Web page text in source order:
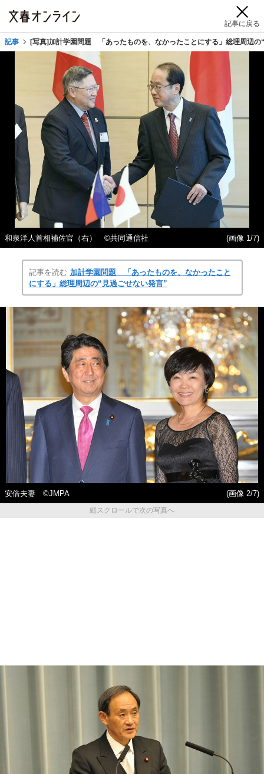
記事に戻る
記事 [写真]加計学園問題 「あったものを、なかったことにする」総理周辺の
和泉洋人首相補佐官（右） ©共同通信社 (画像 1/7)
記事を読む 加計学園問題 「あったものを、なかったこと
にする」総理周辺の“見過ごせない発言”
安倍夫妻 ©JMPA
(画像 2/7)
縦スクロールで次の写真へ